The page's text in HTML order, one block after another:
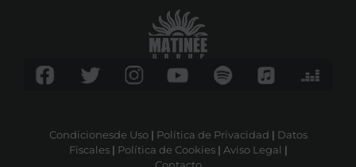
Condicionesde Uso| Política de Privacidad | Datos
Fiscales| Política de Cookies| Aviso Legal |